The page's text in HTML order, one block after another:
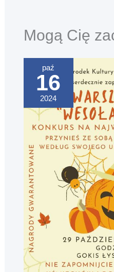
Mogą Cię
paź
16
2024